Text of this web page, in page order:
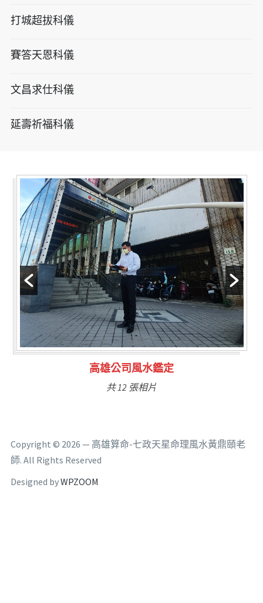
打城超拔科儀
賽答天恩科儀
文昌求仕科儀
延壽祈福科儀
林氏福主量子生基造命
共 6 張相片
Copyright © 2026 — 高雄算命-七政天星命理風水黃鼎頤老
師. All Rights Reserved
Designed byWPZOOM